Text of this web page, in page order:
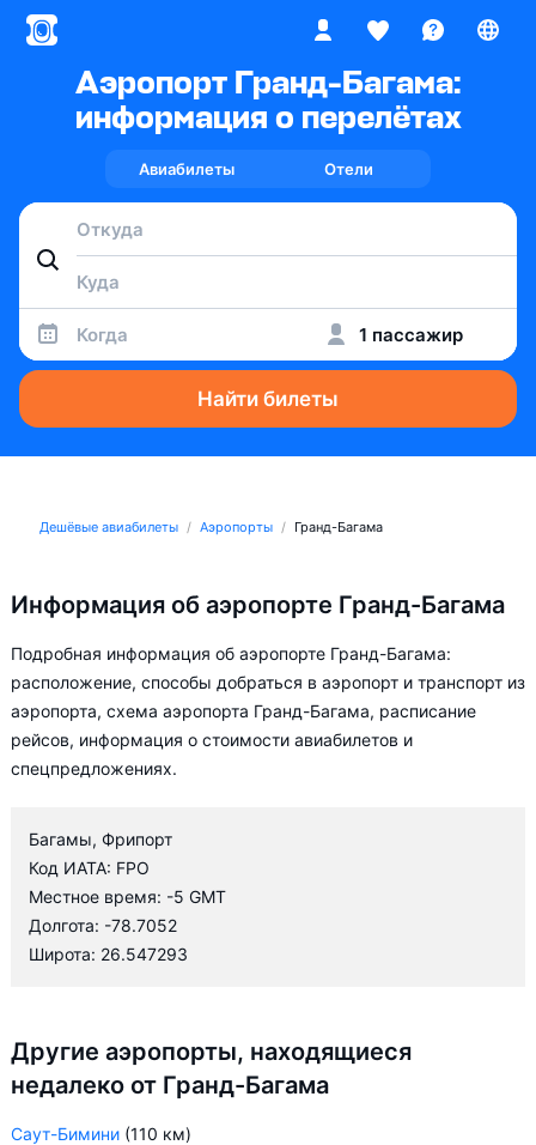
Аэропорт Гранд-Багама:
информация о перелётах
Авиабилеты Отели
Когда 1 пассажир
Найти билеты
Дешёвые авиабилеты Аэропорты Гранд-Багама
Информация об аэропорте Гранд-Багама
Подробная информация об аэропорте Гранд-Багама:
расположение, способы добраться в аэропорт и транспорт из
аэропорта, схема аэропорта Гранд-Багама, расписание
рейсов, информация о стоимости авиабилетов и
спецпредложениях.
Багамы, Фрипорт
Код ИАТА: FPO
Местное время: -5 GMT
Долгота: -78.7052
Широта: 26.547293
Другие аэропорты, находящиеся
недалеко от Гранд-Багама
Саут-Бимини (110 км)